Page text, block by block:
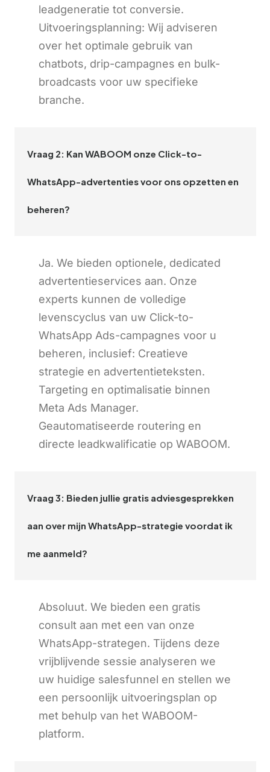
leadgeneratie tot conversie.
Uitvoeringsplanning: Wij adviseren
over het optimale gebruik van
chatbots, drip-campagnes en bulk-
broadcasts voor uw specifieke
branche.
Vraag 2: Kan WABOOM onze Click-to-
WhatsApp-advertenties voor ons opzetten en
beheren?
Ja. We bieden optionele, dedicated
advertentieservices aan. Onze
experts kunnen de volledige
levenscyclus van uw Click-to-
WhatsApp Ads-campagnes voor u
beheren, inclusief: Creatieve
strategie en advertentieteksten.
Targeting en optimalisatie binnen
Meta Ads Manager.
Geautomatiseerde routering en
directe leadkwalificatie op WABOOM.
Vraag 3: Bieden jullie gratis adviesgesprekken
aan over mijn WhatsApp-strategie voordat ik
me aanmeld?
Absoluut. We bieden een gratis
consult aan met een van onze
WhatsApp-strategen. Tijdens deze
vrijblijvende sessie analyseren we
uw huidige salesfunnel en stellen we
een persoonlijk uitvoeringsplan op
met behulp van het WABOOM-
platform.